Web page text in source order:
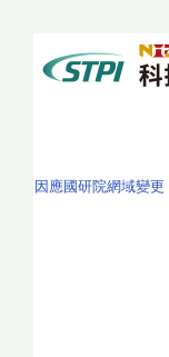
因應國研院網域變